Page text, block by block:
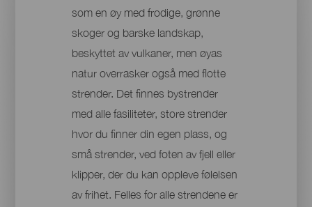
som en øy med frodige, grønne
skoger og barske landskap,
beskyttet av vulkaner, men øyas
natur overrasker også med flotte
strender. Det finnes bystrender
med alle fasiliteter, store strender
hvor du finner din egen plass, og
små strender, ved foten av fjell eller
klipper, der du kan oppleve følelsen
av frihet. Felles for alle strendene er